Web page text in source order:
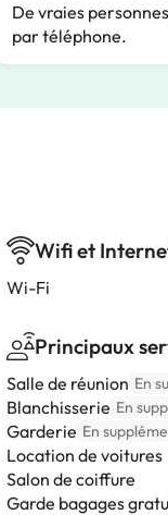
De vraies
par téléphone.
Wifi et
Wi-Fi
Principaux
Salle de réunion En
Blanchisserie En
Garderie En
Location de voitures
Salon de coiffure
Garde bagages